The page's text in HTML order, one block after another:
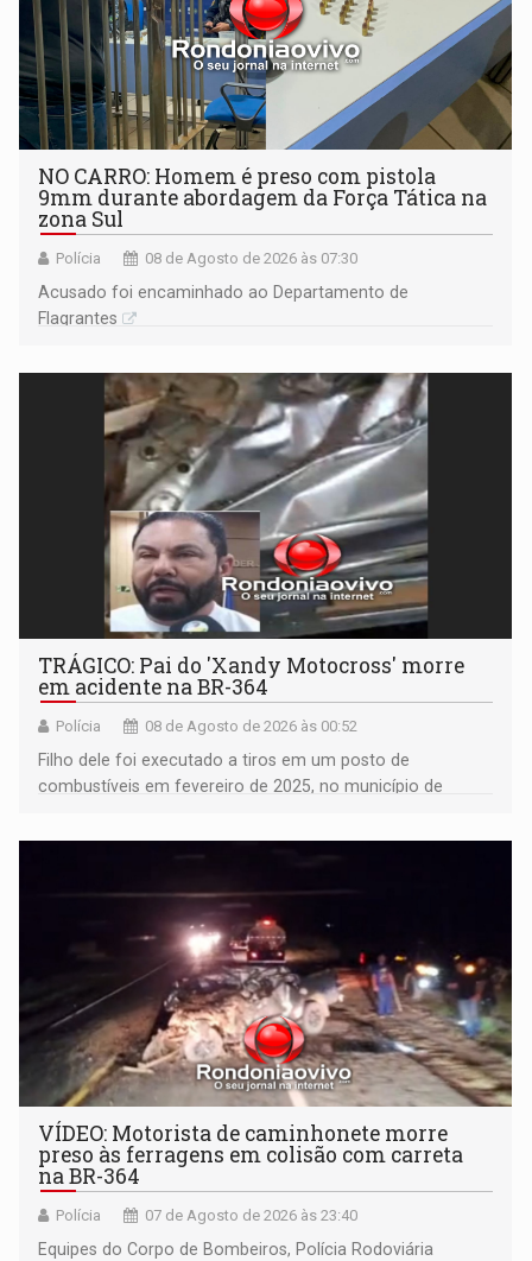
NO CARRO: Homem é preso com pistola
9mm durante abordagem da Força Tática na
zona Sul
Polícia 08 de Agosto de 2026 às 07:30
Acusado foi encaminhado ao Departamento de
Flagrantes
TRÁGICO: Pai do 'Xandy Motocross' morre
em acidente na BR-364
Polícia 08 de Agosto de 2026 às 00:52
Filho dele foi executado a tiros em um posto de
combustíveis em fevereiro de 2025, no município de
VÍDEO: Motorista de caminhonete morre
preso às ferragens em colisão com carreta
na BR-364
Polícia 07 de Agosto de 2026 às 23:40
Equipes do Corpo de Bombeiros, Polícia Rodoviária